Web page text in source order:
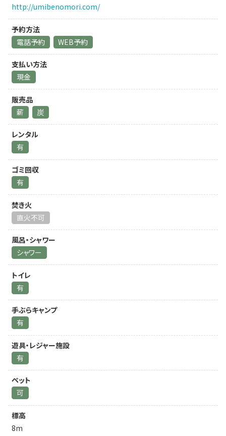
http://umibenomori.com/
予約方法
電話予約
WEB予約
支払い方法
現金
販売品
薪
炭
レンタル
有
ゴミ回収
有
焚き火
直火不可
風呂・シャワー
シャワー
トイレ
有
手ぶらキャンプ
有
遊具・レジャー施設
有
ペット
可
標高
8m